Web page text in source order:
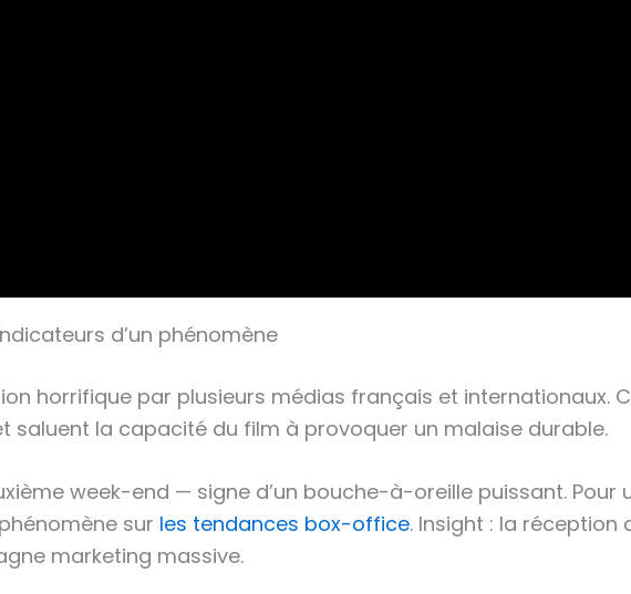
d’un phénomène
horrifique par plusieurs médias français et internationaux.
saluent la capacité du film à provoquer un malaise durable.
week-end — signe d’un bouche-à-oreille puissant. Pour
sur les tendances box-office. Insight : la
marketing massive.